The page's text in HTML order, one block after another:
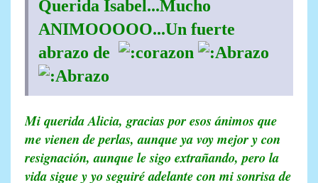
Querida Isabel...Mucho
ANIMOOOOO...Un fuerte
abrazo de
Mi querida Alicia, gracias por esos ánimos que
me vienen de perlas, aunque ya voy mejor y con
resignación, aunque le sigo extrañando, pero la
vida sigue y yo seguiré adelante con mi sonrisa de